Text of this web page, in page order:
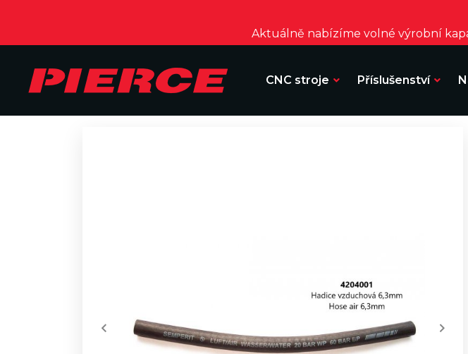
Aktuálně nabízíme volné výrobní
CNC stroje Příslušenství